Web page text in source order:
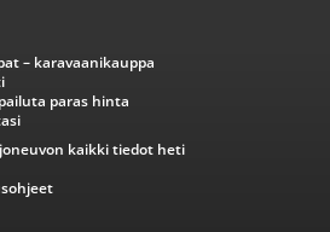
– karavaanikauppa
paras hinta
kaikki tiedot heti